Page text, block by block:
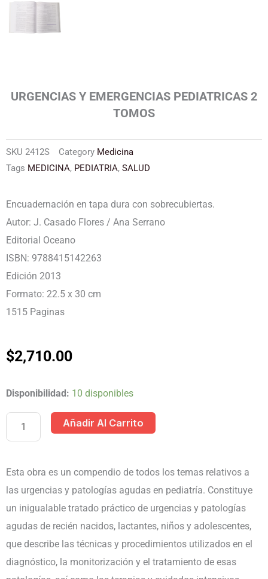
URGENCIAS Y EMERGENCIAS PEDIATRICAS 2
TOMOS
SKU 2412S Category Medicina
Tags MEDICINA, PEDIATRIA, SALUD
Encuadernación en tapa dura con sobrecubiertas.
Autor: J. Casado Flores / Ana Serrano
Editorial Oceano
ISBN: 9788415142263
Edición 2013
Formato: 22.5 x 30 cm
1515 Paginas
$2,710.00
Disponibilidad: 10 disponibles
URGENCIAS
Y
EMERGENCIASAñadir Al Carrito
Esta obra es un compendio de todos los temas relativos a
las urgencias y patologías agudas en pediatría. Constituye
un inigualable tratado práctico de urgencias y patologías
agudas de recién nacidos, lactantes, niños y adolescentes,
que describe las técnicas y procedimientos utilizados en el
diagnóstico, la monitorización y el tratamiento de esas